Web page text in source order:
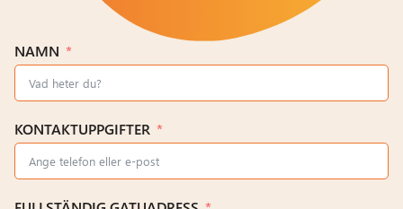
NAMN
KONTAKTUPPGIFTER